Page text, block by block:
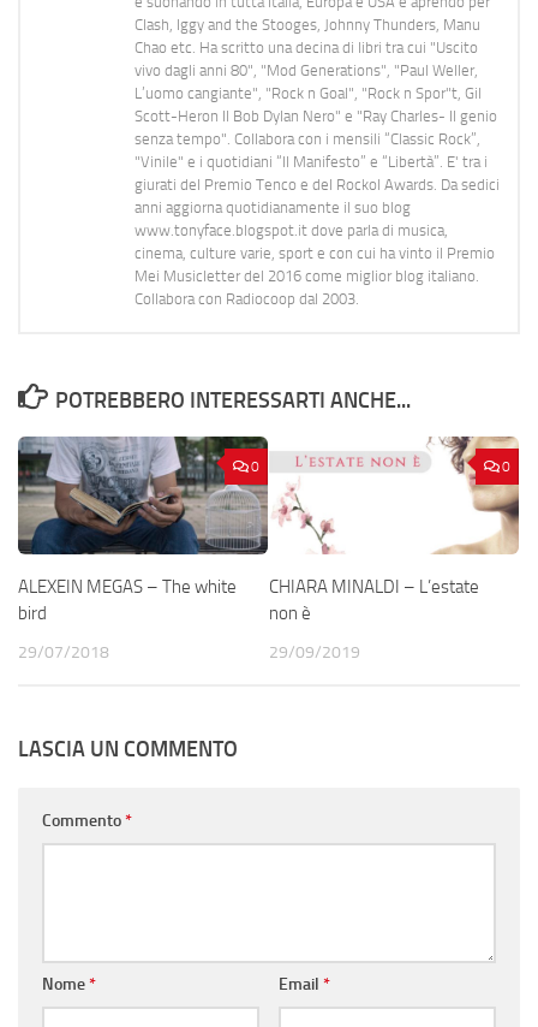
Clash, Iggy and the Stooges, Johnny Thunders, Manu
Chao etc. Ha scritto una decina di libri tra cui "Uscito
vivo dagli anni 80", "Mod Generations", "Paul Weller,
L’uomo cangiante", "Rock n Goal", "Rock n Spor"t, Gil
Scott-Heron Il Bob Dylan Nero" e "Ray Charles- Il genio
senza tempo". Collabora con i mensili “Classic Rock”,
"Vinile" e i quotidiani “Il Manifesto” e “Libertà”. E' tra i
giurati del Premio Tenco e del Rockol Awards. Da sedici
anni aggiorna quotidianamente il suo blog
www.tonyface.blogspot.it dove parla di musica,
cinema, culture varie, sport e con cui ha vinto il Premio
Mei Musicletter del 2016 come miglior blog italiano.
Collabora con Radiocoop dal 2003.
POTREBBERO INTERESSARTI ANCHE...
0
ALEXEIN MEGAS – The white
bird
29/07/2018
0
CHIARA MINALDI – L’estate
non è
29/09/2019
LASCIA UN COMMENTO
Commento*
Nome* Email *